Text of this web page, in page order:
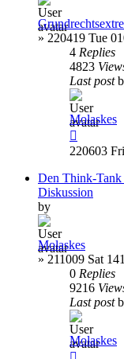
» 220419 Tue
4 Replies
4823
Last post
Molaskes
220603
Den Think-Tank
Diskussion
by
Molaskes
» 211009 Sat
0 Replies
9216
Last post
Molaskes